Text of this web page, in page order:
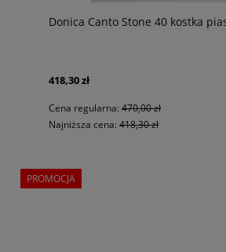
Donica Canto Stone 40 kostka
418,30 zł
Cena regularna: 470,00 zł
Najniższa cena: 418,30 zł
PROMOCJA